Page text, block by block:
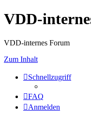
VDD-
VDD-internes Forum
Zum Inhalt
Schnellzugriff
FAQ
Anmelden